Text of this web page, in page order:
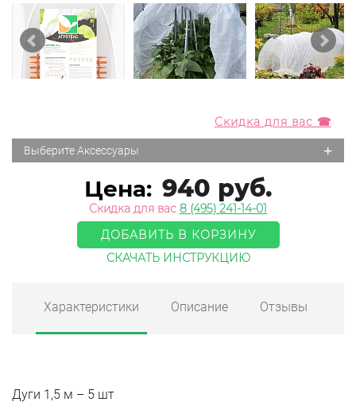
Скидка для вас ☎
Выберите Аксессуары +
Цена: 940 руб.
Скидка для вас 8 (495) 241-14-01
ДОБАВИТЬ В КОРЗИНУ
СКАЧАТЬ ИНСТРУКЦИЮ
Характеристики Описание Отзывы
Дуги 1,5 м – 5 шт